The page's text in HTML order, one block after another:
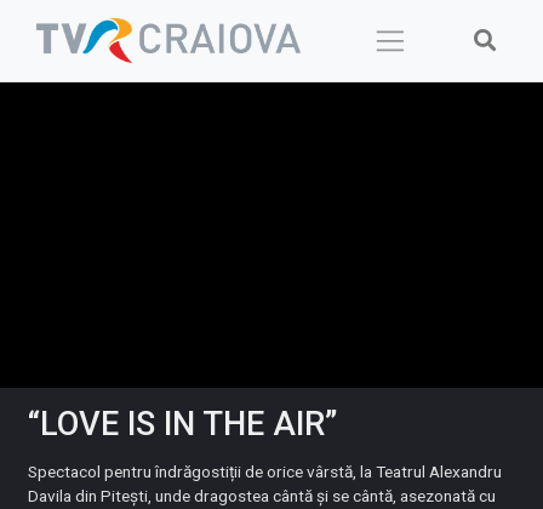
“LOVE IS IN THE AIR”
Spectacol pentru îndrăgostiții de orice vârstă, la Teatrul Alexandru
Davila din Pitești, unde dragostea cântă și se cântă, asezonată cu